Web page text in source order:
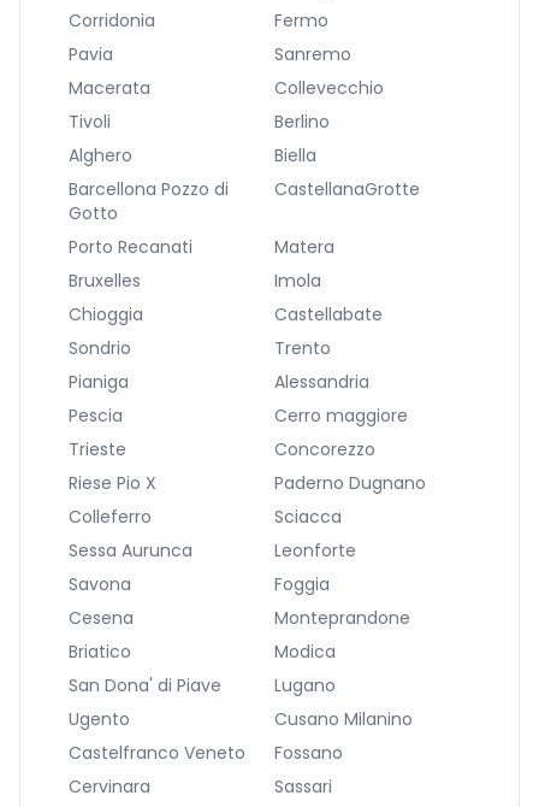
Corridonia
Fermo
Pavia
Sanremo
Macerata
Collevecchio
Tivoli
Berlino
Alghero
Biella
Barcellona Pozzo di
Gotto
CastellanaGrotte
Porto Recanati
Matera
Bruxelles
Imola
Chioggia
Castellabate
Sondrio
Trento
Pianiga
Alessandria
Pescia
Cerro maggiore
Trieste
Concorezzo
Riese Pio X
Paderno Dugnano
Colleferro
Sciacca
Sessa Aurunca
Leonforte
Savona
Foggia
Cesena
Monteprandone
Briatico
Modica
San Dona' di Piave
Lugano
Ugento
Cusano Milanino
Castelfranco Veneto
Fossano
Cervinara
Sassari